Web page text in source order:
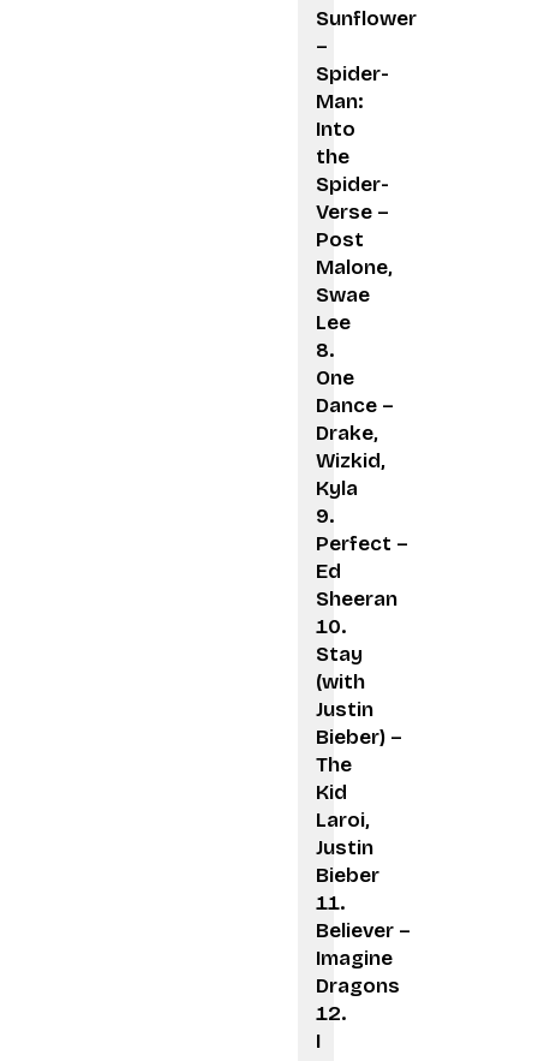
Sunflower
–
Spider-
Man:
Into
the
Spider-
Verse –
Post
Malone,
Swae
Lee
One
Dance –
Drake,
Wizkid,
Kyla
Perfect –
Ed
Sheeran
Stay
(with
Justin
Bieber) –
The
Kid
Laroi,
Justin
Bieber
Believer –
Imagine
Dragons
I